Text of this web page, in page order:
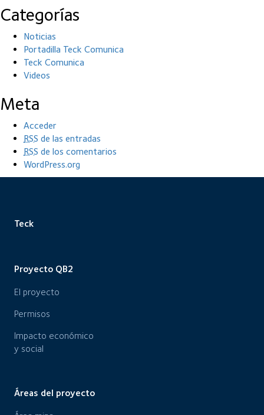
Categorías
Noticias
Portadilla Teck Comunica
Teck Comunica
Videos
Meta
Acceder
RSS de las entradas
RSS de los comentarios
WordPress.org
Teck
Proyecto QB2
El proyecto
Permisos
Impacto económico
y social
Áreas del proyecto